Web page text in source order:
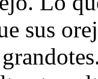
sus